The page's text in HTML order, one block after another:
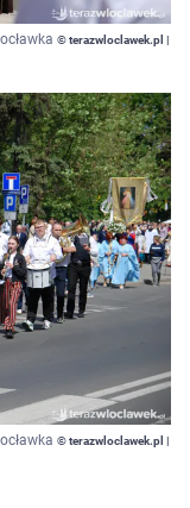
© terazwloclawek.pl |
© terazwloclawek.pl |